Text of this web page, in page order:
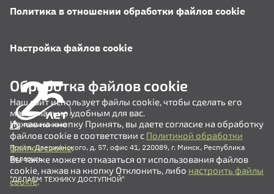
Просп. Дзержинского, д. 57, офис 41, 220089, г. Минск, Республика
Беларусь
"ДЕЛАЕМ ТЕХНИКУ ДОСТУПНОЙ"
Политика в отношении обработки файлов cookie
Настройка файлов cookie
Обработка файлов cookie
Наш сайт использует файлы cookie, чтобы сделать его
максимально удобным для вас.
Нажав на кнопку Принять, вы даете согласие на обработку
файлов cookie в соответствии с Политикой обработки
файлов cookie.
Вы также можете отказаться от использования файлов
cookie, нажав на кнопку Отклонить, либо настроить файлы
cookie.